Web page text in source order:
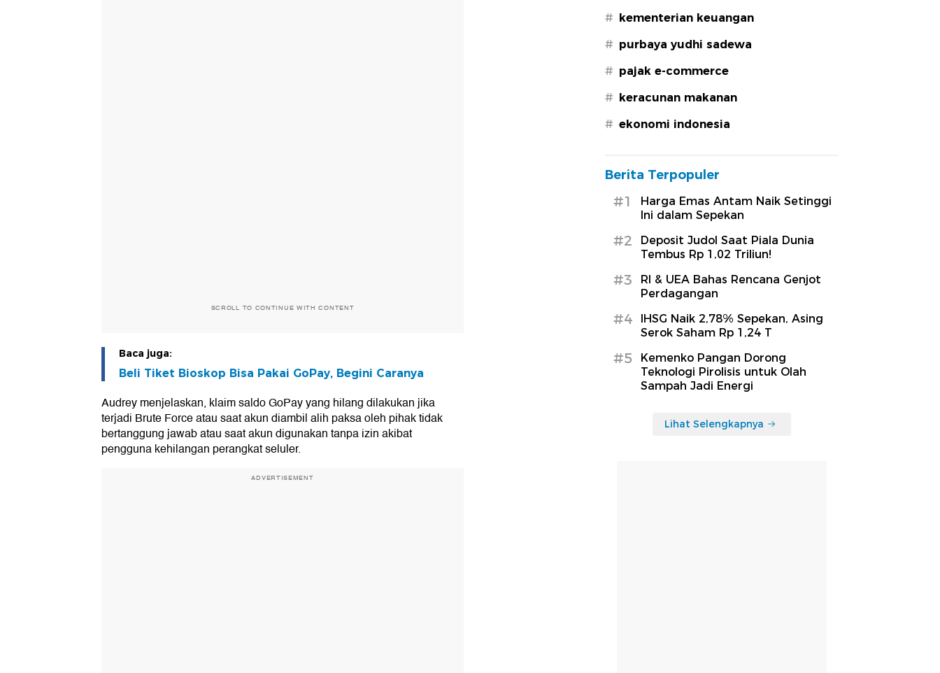
SCROLL TO CONTINUE WITH CONTENT
Baca juga:
Beli Tiket Bioskop Bisa Pakai GoPay, Begini Caranya
Audrey menjelaskan, klaim saldo GoPay yang hilang dilakukan jika
terjadi Brute Force atau saat akun diambil alih paksa oleh pihak tidak
bertanggung jawab atau saat akun digunakan tanpa izin akibat
pengguna kehilangan perangkat seluler.
ADVERTISEMENT
# kementerian keuangan
# purbaya yudhi sadewa
# pajak e-commerce
# keracunan makanan
# ekonomi indonesia
Berita Terpopuler
#1
Harga Emas Antam Naik Setinggi
Ini dalam Sepekan
#2
Deposit Judol Saat Piala Dunia
Tembus Rp 1,02 Triliun!
#3
RI & UEA Bahas Rencana Genjot
Perdagangan
#4
IHSG Naik 2,78% Sepekan, Asing
Serok Saham Rp 1,24 T
#5
Kemenko Pangan Dorong
Teknologi Pirolisis untuk Olah
Sampah Jadi Energi
Lihat Selengkapnya